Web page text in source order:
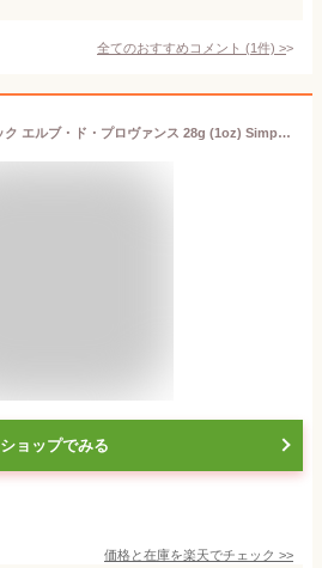
全てのおすすめコメント (1件) >
シンプリーオーガニック エルブ・ド・プロヴァンス 28g (1oz) Simply Organic Herbes de Provence スパイス 調味料 ハーブ 8種類 有機 ハーブス ド プロヴァンス
ショップでみる
価格と在庫を楽天でチェック >>